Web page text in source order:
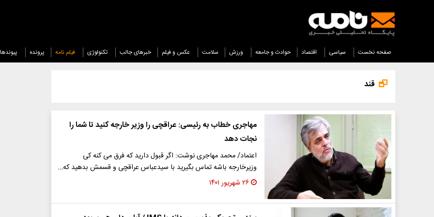
صفحه نخست سیاسی اقتصاد حوادث و جامعه ورزش سلامت عکس و فیلم خبرهای جالب تکنولوژی فیلم نامه پرونده پیوندها
قند
مهاجری خطاب به رئیسی: عراقچی را وزیر خارجه کنید تا شما را
نجات دهد
اعتماد/ محمد مهاجری نوشت: اگر قبول دارید که فرق می کنه کی
وزیرخارجه باشه تماس بگیرید با سیدعباس عراقچی و قسمش بدهید که…
۲۶ شهریور ۱۴۰۱